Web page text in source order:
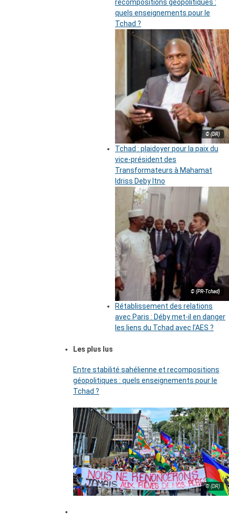
recompositions géopolitiques :
quels enseignements pour le
Tchad ?
© (DR)
Tchad : plaidoyer pour la paix du
vice-président des
Transformateurs à Mahamat
Idriss Deby Itno
© (PR-Tchad)
Rétablissement des relations
avec Paris : Déby met-il en danger
les liens du Tchad avec l’AES ?
Les plus lus
Entre stabilité sahélienne et recompositions
géopolitiques : quels enseignements pour le
Tchad ?
© (DR)